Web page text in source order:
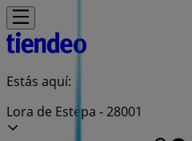
Estás aquí:
Lora de Estepa - 28001